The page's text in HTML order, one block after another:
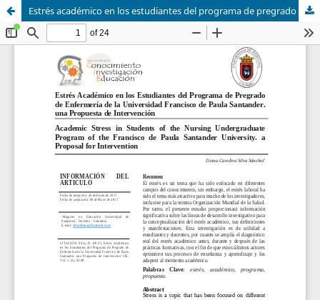
Estrés académico en los estudiantes del programa de pregrado de enfermería de la Universidad Francisco de Paula Santander. Una propuesta de intervención